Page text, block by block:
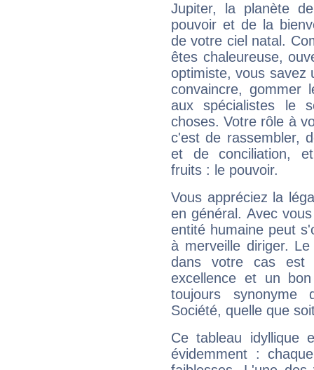
Jupiter, la planète
pouvoir et de la
de votre ciel natal.
êtes chaleureuse,
optimiste, vous savez
convaincre, gommer
aux spécialistes le
choses. Votre rôle à
c'est de rassembler,
et de conciliation,
fruits : le pouvoir.
Vous appréciez la
en général. Avec
entité humaine peut
à merveille diriger.
dans votre cas est
excellence et un
toujours synonyme
Société, quelle que
Ce tableau idyllique
évidemment :